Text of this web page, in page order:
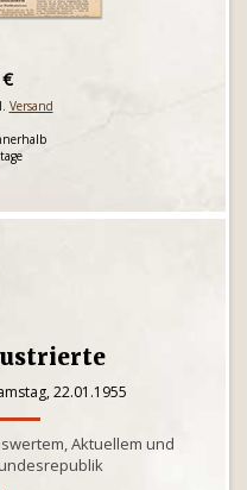
Versand
22.01.1955
Aktuellem und